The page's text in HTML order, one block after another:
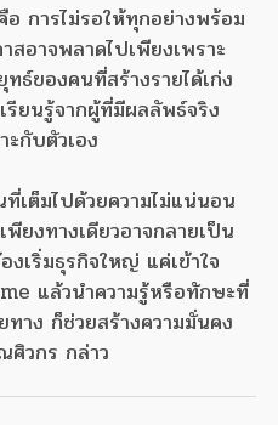
การไม่รอให้ทุกอย่างพร้อม
อาจพลาดไปเพียงเพราะ
ธ์ของคนที่สร้างรายได้เก่ง
รียนรู้จากผู้ที่มีผลลัพธ์จริง
กับตัวเอง
ที่เต็มไปด้วยความไม่แน่นอน
พียงทางเดียวอาจกลายเป็น
งเริ่มธุรกิจใหญ่ แค่เข้าใจ
แล้วนำความรู้หรือทักษะที่
าง ก็ช่วยสร้างความมั่นคง
ศิวกร กล่าว